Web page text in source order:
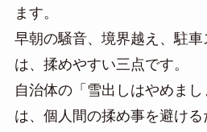
ます。
早朝の騒音、境界越え、駐
は、揉めやすい三点です。
自治体の「雪出しはやめま
は、個人間の揉め事を避け